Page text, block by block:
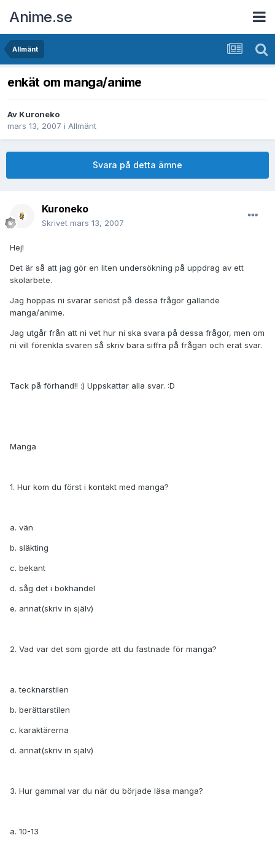
Anime.se
Allmänt
enkät om manga/anime
Av Kuroneko
mars 13, 2007 i Allmänt
Svara på detta ämne
Kuroneko
Skrivet mars 13, 2007
Hej!
Det är så att jag gör en liten undersökning på uppdrag av ett
skolarbete.
Jag hoppas ni svarar seriöst på dessa frågor gällande
manga/anime.
Jag utgår från att ni vet hur ni ska svara på dessa frågor, men om
ni vill förenkla svaren så skriv bara siffra på frågan och erat svar.
Tack på förhand!! :) Uppskattar alla svar. :D
Manga
1. Hur kom du först i kontakt med manga?
a. vän
b. släkting
c. bekant
d. såg det i bokhandel
e. annat(skriv in själv)
2. Vad var det som gjorde att du fastnade för manga?
a. tecknarstilen
b. berättarstilen
c. karaktärerna
d. annat(skriv in själv)
3. Hur gammal var du när du började läsa manga?
a. 10-13